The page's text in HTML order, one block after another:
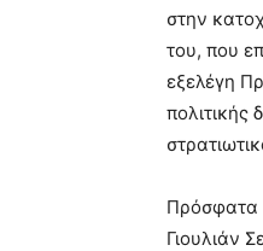
στην
του, που
εξελέγη
πολιτικής
Πρόσφατα
Γιουλιάν